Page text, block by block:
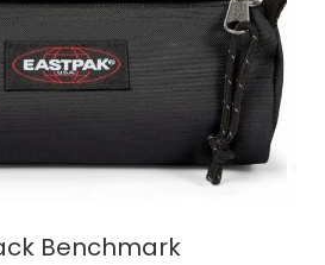
Benchmark